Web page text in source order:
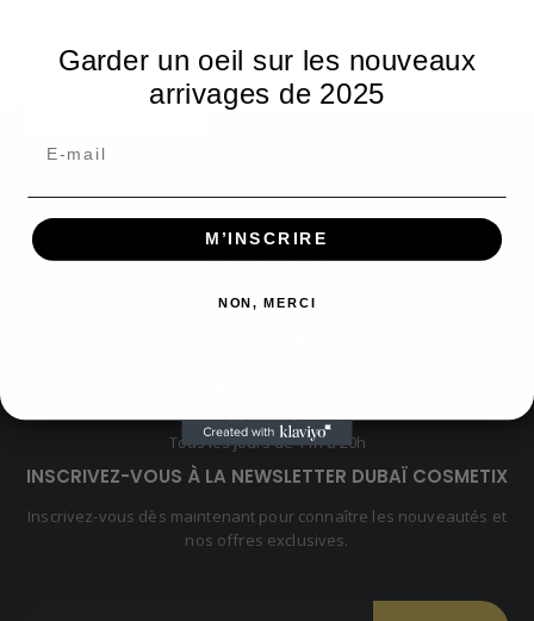
NOS COORDONNÉES
ADRESSE:
France
HORAIRES:
Tous les jours de 11h à 20h
INSCRIVEZ-VOUS À LA NEWSLETTER DUBAÏ COSMETIX
Inscrivez-vous dès maintenant pour connaître les nouveautés et
nos offres exclusives.
Garder un oeil sur les nouveaux
arrivages de 2025
M’INSCRIRE
NON, MERCI